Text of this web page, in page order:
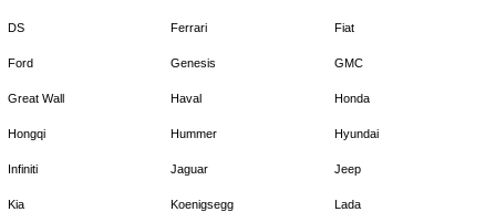
DS Ferrari Fiat
Ford Genesis GMC
Great Wall Haval Honda
Hongqi Hummer Hyundai
Infiniti Jaguar Jeep
Kia Koenigsegg Lada